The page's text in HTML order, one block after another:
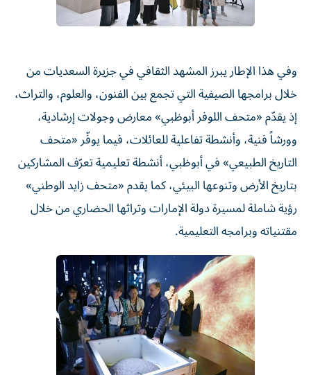
وفي هذا الإطار يبرز المشهد الثقافي في جزيرة السعديات من
خلال برامجها الصيفية التي تجمع بين الفنون، والعلوم، والتراث،
إذ يقدّم «متحف اللوفر أبوظبي» معارض وجولات إرشادية،
وورشاً فنية، وأنشطة تفاعلية للعائلات، فيما يوفّر «متحف
التاريخ الطبيعي» في أبوظبي، أنشطة تعليمية تعرّف المشاركين
بتاريخ الأرض وتنوعها البيئي، كما يقدم «متحف زايد الوطني»
رؤية شاملة لمسيرة دولة الإمارات وتراثها الحضاري من خلال
مقتنياته وبرامجه التعليمية.